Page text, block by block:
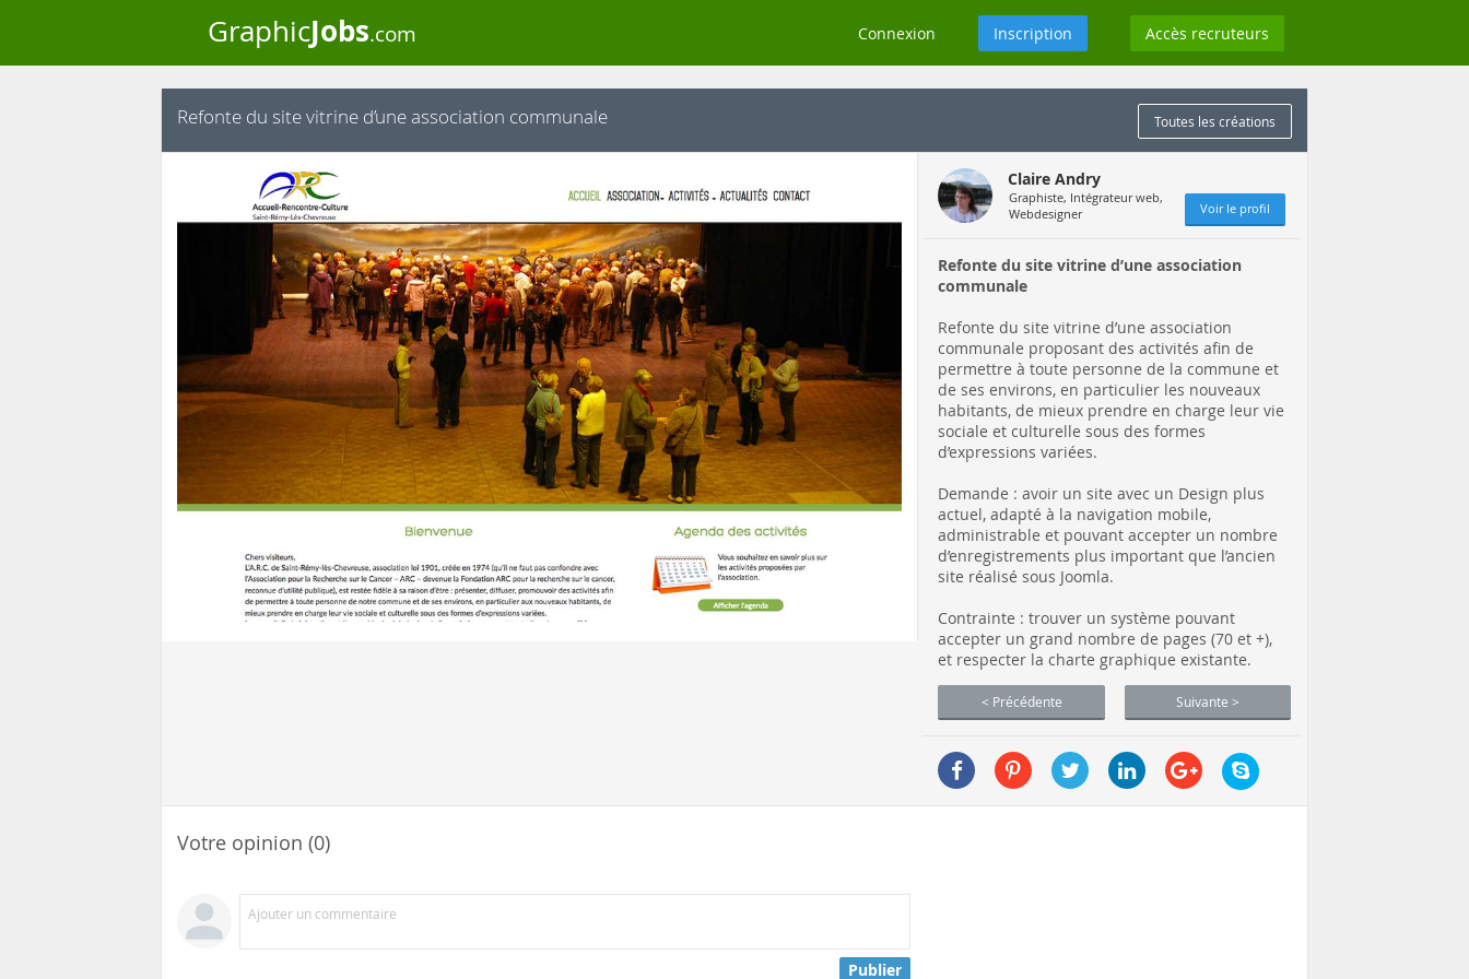
GraphicJobs.com Connexion Inscription Accès recruteurs
Refonte du site vitrine d’une association communale Toutes les créations
Claire Andry
Graphiste, Intégrateur web,
Webdesigner
Voir le profil
Refonte du site vitrine d’une association
communale
Refonte du site vitrine d’une association
communale proposant des activités afin de
permettre à toute personne de la commune et
de ses environs, en particulier les nouveaux
habitants, de mieux prendre en charge leur vie
sociale et culturelle sous des formes
d’expressions variées.
Demande : avoir un site avec un Design plus
actuel, adapté à la navigation mobile,
administrable et pouvant accepter un nombre
d’enregistrements plus important que l’ancien
site réalisé sous Joomla.
Contrainte : trouver un système pouvant
accepter un grand nombre de pages (70 et +),
et respecter la charte graphique existante.
< Précédente Suivante >
Votre opinion (0)
Ajouter un commentaire
Publier